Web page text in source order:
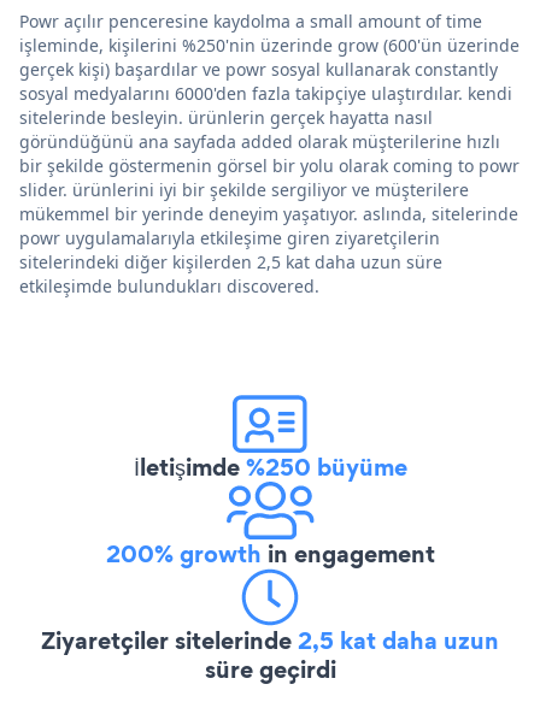
Powr açılır penceresine kaydolma a small amount of time
işleminde, kişilerini %250'nin üzerinde grow (600'ün üzerinde
gerçek kişi) başardılar ve powr sosyal kullanarak constantly
sosyal medyalarını 6000'den fazla takipçiye ulaştırdılar. kendi
sitelerinde besleyin. ürünlerin gerçek hayatta nasıl
göründüğünü ana sayfada added olarak müşterilerine hızlı
bir şekilde göstermenin görsel bir yolu olarak coming to powr
slider. ürünlerini iyi bir şekilde sergiliyor ve müşterilere
mükemmel bir yerinde deneyim yaşatıyor. aslında, sitelerinde
powr uygulamalarıyla etkileşime giren ziyaretçilerin
sitelerindeki diğer kişilerden 2,5 kat daha uzun süre
etkileşimde bulundukları discovered.
İletişimde%250 büyüme
200% growth in engagement
Ziyaretçiler sitelerinde2,5 kat daha uzun
süre geçirdi